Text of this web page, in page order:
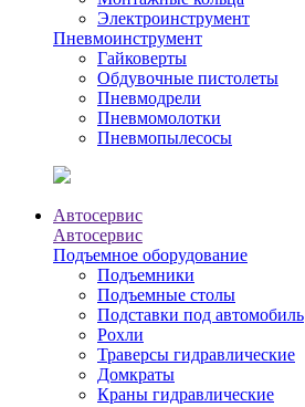
Электроинструмент
Пневмоинструмент
Гайковерты
Обдувочные пистолеты
Пневмодрели
Пневмомолотки
Пневмопылесосы
Автосервис
Автосервис
Подъемное оборудование
Подъемники
Подъемные столы
Подставки под автомобиль
Рохли
Траверсы гидравлические
Домкраты
Краны гидравлические